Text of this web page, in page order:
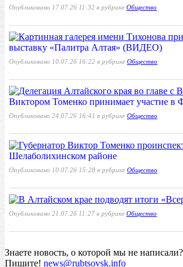
Опубликовано 17.07.26 11:32 в рубрике Общество
выставку «Палитра Алтая» (ВИДЕО)
Опубликовано 10.07.26 16:22 в рубрике Общество
Виктором Томенко принимает участие в
Опубликовано 24.07.26 16:41 в рубрике Общество
Шелаболихинском районе
Опубликовано 10.07.26 15:28 в рубрике Общество
Опубликовано 21.07.26 11:27 в рубрике Общество
Знаете новость, о которой мы не написали?
Пишите! news@rubtsovsk.info